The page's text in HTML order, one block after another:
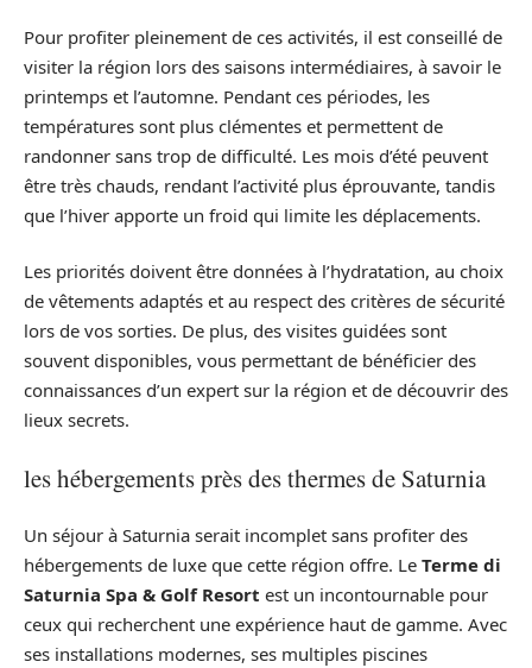
Pour profiter pleinement de ces activités, il est conseillé de
visiter la région lors des saisons intermédiaires, à savoir le
printemps et l’automne. Pendant ces périodes, les
températures sont plus clémentes et permettent de
randonner sans trop de difficulté. Les mois d’été peuvent
être très chauds, rendant l’activité plus éprouvante, tandis
que l’hiver apporte un froid qui limite les déplacements.
Les priorités doivent être données à l’hydratation, au choix
de vêtements adaptés et au respect des critères de sécurité
lors de vos sorties. De plus, des visites guidées sont
souvent disponibles, vous permettant de bénéficier des
connaissances d’un expert sur la région et de découvrir des
lieux secrets.
les hébergements près des thermes de Saturnia
Un séjour à Saturnia serait incomplet sans profiter des
hébergements de luxe que cette région offre. Le Terme di
Saturnia Spa & Golf Resort est un incontournable pour
ceux qui recherchent une expérience haut de gamme. Avec
ses installations modernes, ses multiples piscines